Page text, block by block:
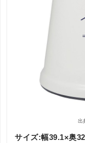
出
サイズ:幅39.1×奥